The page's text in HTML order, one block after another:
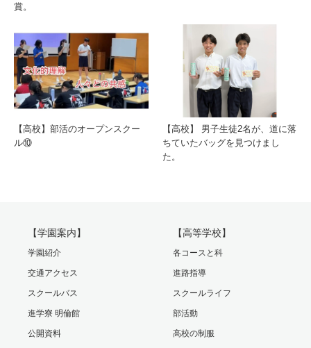
賞。
【高校】部活のオープンスクー
ル⑩
【高校】 男子生徒2名が、道に落
ちていたバッグを見つけまし
た。
【学園案内】
学園紹介
交通アクセス
スクールバス
進学寮 明倫館
公開資料
【高等学校】
各コースと科
進路指導
スクールライフ
部活動
高校の制服